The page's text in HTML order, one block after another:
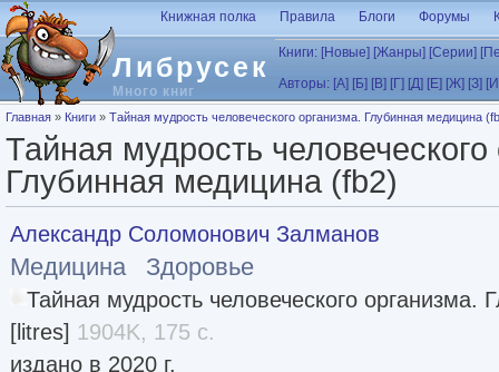
Перейти к основному содержанию
Либрусек
Много книг
Книжная полка Правила Блоги Форумы
Книги: [Новые] [Жанры] [Серии]
Авторы: [А] [Б] [В] [Г] [Д] [Е] [Ж] [З]
Вы здесь
Главная » Книги » Тайная мудрость человеческого организма. Глубинная медицина
Тайная мудрость человеческого
Глубинная медицина (fb2)
Александр Соломонович Залманов
Медицина Здоровье
Тайная мудрость человеческого организма.
[litres] 1904K, 175 с.
издано в 2020 г.